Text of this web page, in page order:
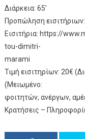
Διάρκεια: 65’
Προπώληση
Εισιτήρια: https://
tou-dimitri-
marami
Τιμή εισιτηρίων: 20€
(Μειωμένο:
φοιτητών, ανέργων,
Κρατήσεις –